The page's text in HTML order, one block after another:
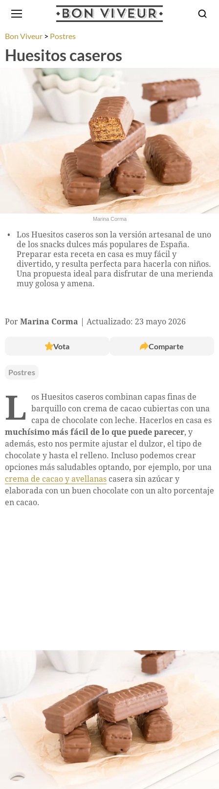
Bon Viveur Postres
Huesitos caseros
Marina Corma
Los Huesitos caseros son la versión artesanal de uno
de los snacks dulces más populares de España.
Preparar esta receta en casa es muy fácil y
divertido, y resulta perfecta para hacerla con niños.
Una propuesta ideal para disfrutar de una merienda
muy golosa y amena.
Por Marina Corma Actualizado: 23 mayo 2026
Vota Comparte
Postres
L
os Huesitos caseros combinan capas finas de
barquillo con crema de cacao cubiertas con una
capa de chocolate con leche. Hacerlos en casa es
muchísimo más fácil de lo que puede parecer, y
además, esto nos permite ajustar el dulzor, el tipo de
chocolate y hasta el relleno. Incluso podemos crear
opciones más saludables optando, por ejemplo, por una
crema de cacao y avellanas casera sin azúcar y
elaborada con un buen chocolate con un alto porcentaje
en cacao.